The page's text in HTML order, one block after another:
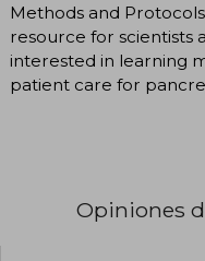
Methods and
resource for scientists
interested in learning
patient care for
Opiniones